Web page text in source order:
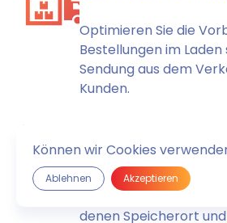
Optimieren Sie die
Bestellungen im
Sendung aus dem
Kunden.
Verfolgen Sie die
Bestellungen, indem
denen Speicherort
Können wir Cookies
Ablehnen Akzeptieren